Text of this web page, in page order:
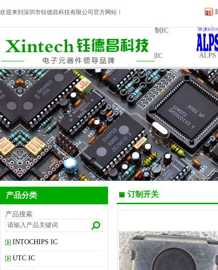
欢迎来到深圳市钰德昌科技有限公司官方网站！
INTOCHIPS .. UTC IC ALPS
产品分类
产品搜索
INTOCHIPS IC
UTC IC
订制开关